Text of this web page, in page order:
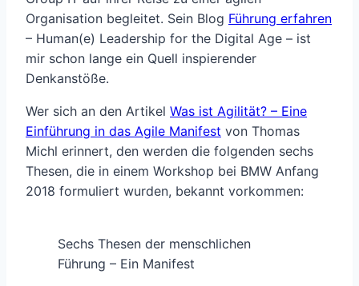
Organisation begleitet. Sein Blog Führung erfahren
– Human(e) Leadership for the Digital Age – ist
mir schon lange ein Quell inspierender
Denkanstöße.
Wer sich an den Artikel Was ist Agilität? – Eine
Einführung in das Agile Manifest von Thomas
Michl erinnert, den werden die folgenden sechs
Thesen, die in einem Workshop bei BMW Anfang
2018 formuliert wurden, bekannt vorkommen:
Sechs Thesen der menschlichen
Führung – Ein Manifest